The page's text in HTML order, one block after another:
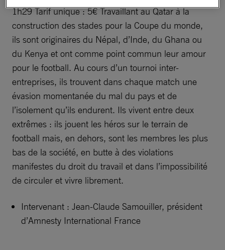
1h29 Tarif unique : 5€ Travaillant au Qatar à la
construction des stades pour la Coupe du monde,
ils sont originaires du Népal, d’Inde, du Ghana ou
du Kenya et ont comme point commun leur amour
pour le football. Au cours d’un tournoi inter-
entreprises, ils trouvent dans chaque match une
évasion momentanée du mal du pays et de
l’isolement qu’ils endurent. Ils vivent entre deux
extrêmes : ils jouent les héros sur le terrain de
football mais, en dehors, sont les membres les plus
bas de la société, en butte à des violations
manifestes du droit du travail et dans l’impossibilité
de circuler et vivre librement.
Intervenant : Jean-Claude Samouiller, président
d’Amnesty International France